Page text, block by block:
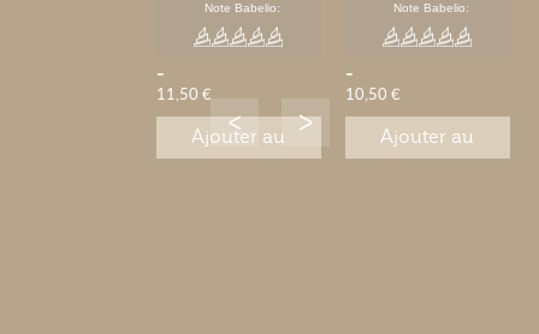
chimiques de
l’igname
spp), de la
banane
Note Babelio:
-
11,50 €
Ajouter au
biomasse
agricole
Note Babelio:
-
10,50 €
Ajouter au